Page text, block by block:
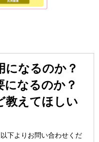
になるのか？
になるのか？
教えてほしい
下よりお問い合わせくだ